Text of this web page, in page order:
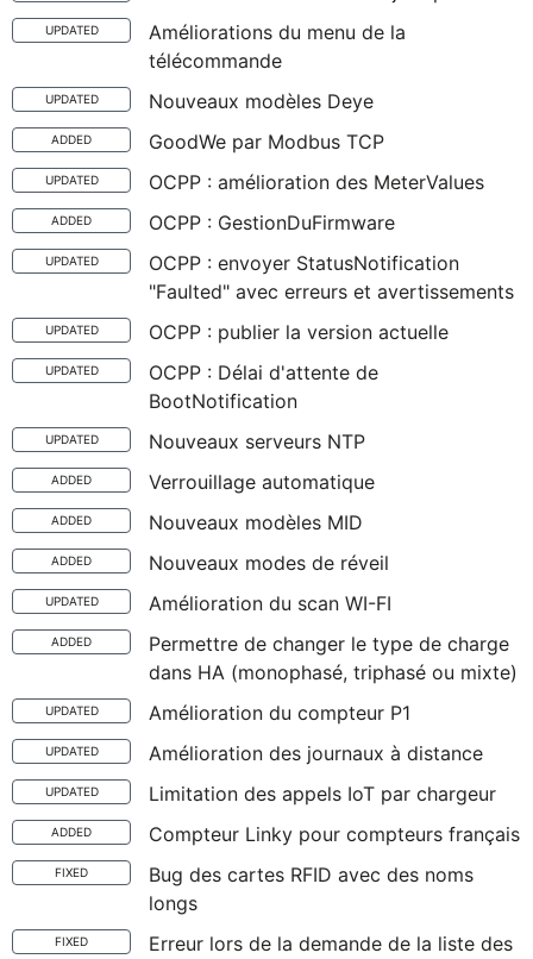
UPDATED
Améliorations du menu de la
télécommande
UPDATED Nouveaux modèles Deye
ADDED GoodWe par Modbus TCP
UPDATED OCPP : amélioration des MeterValues
ADDED OCPP : GestionDuFirmware
UPDATED
OCPP : envoyer StatusNotification
"Faulted" avec erreurs et avertissements
UPDATED OCPP : publier la version actuelle
UPDATED
OCPP : Délai d'attente de
BootNotification
UPDATED Nouveaux serveurs NTP
ADDED Verrouillage automatique
ADDED Nouveaux modèles MID
ADDED Nouveaux modes de réveil
UPDATED Amélioration du scan WI-FI
ADDED
Permettre de changer le type de charge
dans HA (monophasé, triphasé ou mixte)
UPDATED Amélioration du compteur P1
UPDATED Amélioration des journaux à distance
UPDATED Limitation des appels IoT par chargeur
ADDED Compteur Linky pour compteurs français
FIXED
Bug des cartes RFID avec des noms
longs
FIXED
Erreur lors de la demande de la liste des